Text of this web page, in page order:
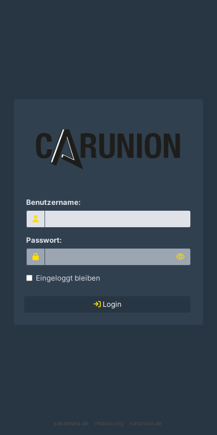
Benutzername:
Passwort:
Eingeloggt bleiben
Login
yakamara.de redaxo.org carunion.de